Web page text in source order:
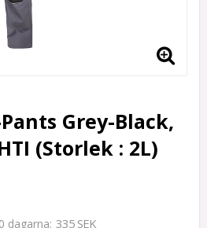
Grey-Black,
(Storlek : 2L)
dagarna 335 SEK